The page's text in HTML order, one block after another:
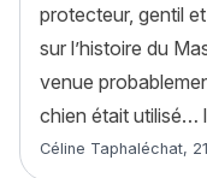
protecteur, gentil
sur l’histoire du
venue
chien était utilisé…
Article rédigé par
Céline Taphaléchat,